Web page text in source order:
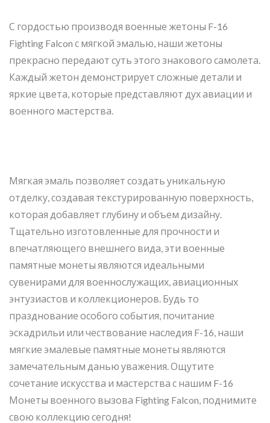
С гордостью производя военные жетоны F-16
Fighting Falcon с мягкой эмалью, наши жетоны
прекрасно передают суть этого знакового самолета.
Каждый жетон демонстрирует сложные детали и
яркие цвета, которые представляют дух авиации и
военного мастерства.
Мягкая эмаль позволяет создать уникальную
отделку, создавая текстурированную поверхность,
которая добавляет глубину и объем дизайну.
Тщательно изготовленные для прочности и
впечатляющего внешнего вида, эти военные
памятные монеты являются идеальными
сувенирами для военнослужащих, авиационных
энтузиастов и коллекционеров. Будь то
празднование особого события, почитание
эскадрильи или чествование наследия F-16, наши
мягкие эмалевые памятные монеты являются
замечательным данью уважения. Ощутите
сочетание искусства и мастерства с нашим F-16
Монеты военного вызова Fighting Falcon, поднимите
свою коллекцию сегодня!